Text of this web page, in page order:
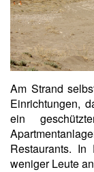
Am Strand
Einrichtungen,
ein
Restaurants. In
weniger Leute